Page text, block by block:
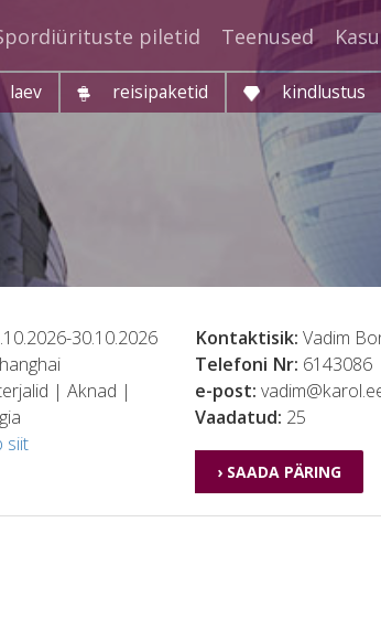
piletid Teenused
laev reisipaketid kindlustus
30.10.2026
| Aknad |
siit
Kontaktisik: Vadim
Telefoni Nr: 6143086
e-post:
Vaadatud: 25
› SAADA PÄRING